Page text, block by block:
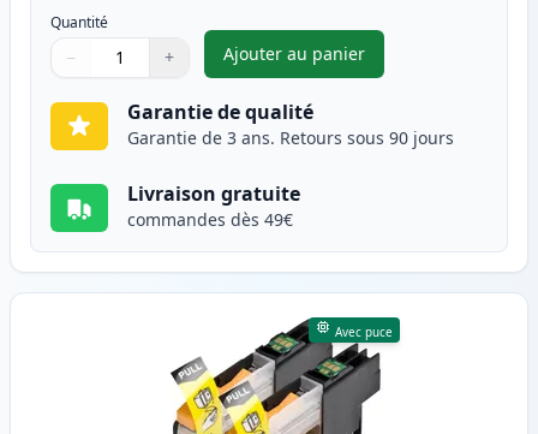
Quantité
Quantité
Utilisez les boutons pour ajuster
− +
Quantité
Ajouter au panier
,Pack de 2 Brother LC123
Garantie de qualité
Garantie de 3 ans. Retours sous 90 jours
Livraison gratuite
commandes dès 49€
Avec puce